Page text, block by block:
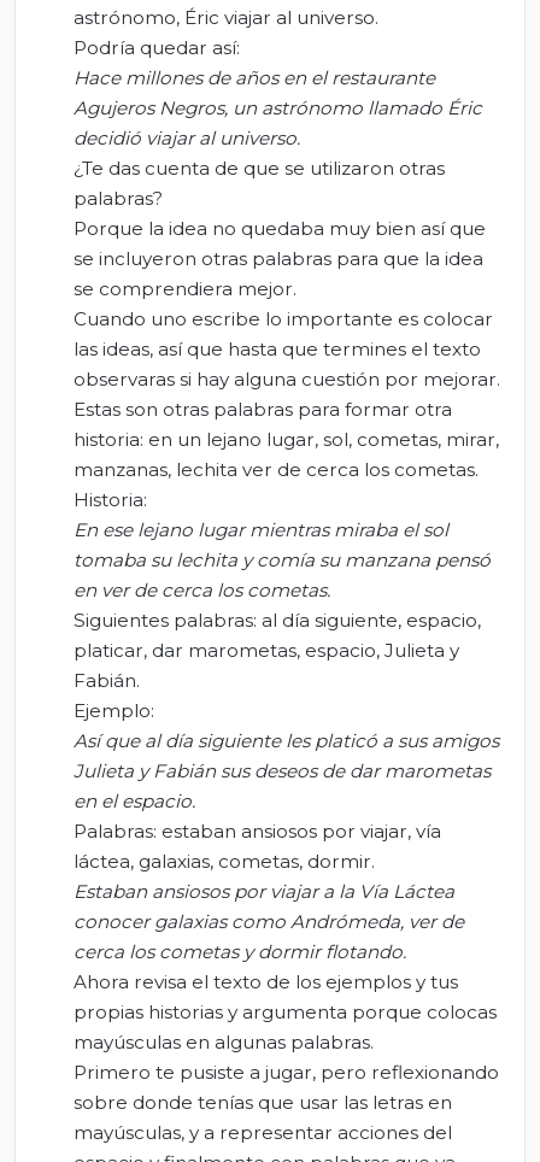
astrónomo, Éric viajar al universo.
Podría quedar así:
Hace millones de años en el restaurante
Agujeros Negros, un astrónomo llamado Éric
decidió viajar al universo.
¿Te das cuenta de que se utilizaron otras
palabras?
Porque la idea no quedaba muy bien así que
se incluyeron otras palabras para que la idea
se comprendiera mejor.
Cuando uno escribe lo importante es colocar
las ideas, así que hasta que termines el texto
observaras si hay alguna cuestión por mejorar.
Estas son otras palabras para formar otra
historia: en un lejano lugar, sol, cometas, mirar,
manzanas, lechita ver de cerca los cometas.
Historia:
En ese lejano lugar mientras miraba el sol
tomaba su lechita y comía su manzana pensó
en ver de cerca los cometas.
Siguientes palabras: al día siguiente, espacio,
platicar, dar marometas, espacio, Julieta y
Fabián.
Ejemplo:
Así que al día siguiente les platicó a sus amigos
Julieta y Fabián sus deseos de darmarometas
en el espacio.
Palabras: estaban ansiosos por viajar, vía
láctea, galaxias, cometas, dormir.
Estaban ansiosos por viajar a la Vía Láctea
conocer galaxias como Andrómeda, ver de
cerca los cometas y dormir flotando.
Ahora revisa el texto de los ejemplos y tus
propias historias y argumenta porque colocas
mayúsculas en algunas palabras.
Primero te pusiste a jugar, pero reflexionando
sobre donde tenías que usar las letras en
mayúsculas, y a representar acciones del